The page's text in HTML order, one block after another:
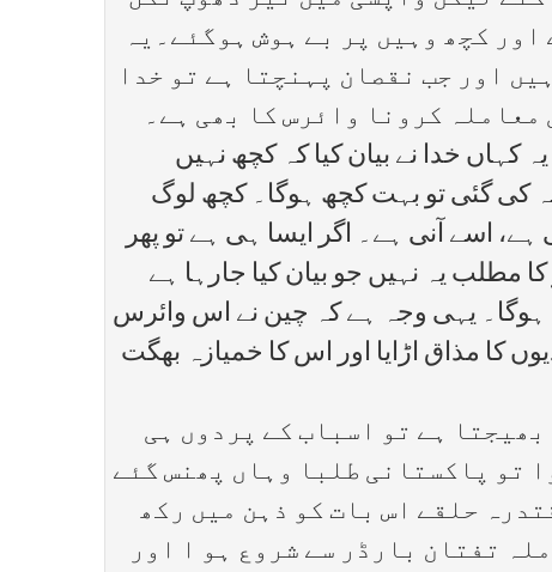
کچھ وہیں پر بے ہوش ہوگئے۔یہ
اور جب نقصان پہنچتا ہے تو خدا
معاملہ کرونا وائرس کا بھی ہے۔
خدا نے بیان کیا کہ کچھ نہیں
نہ کی گئی تو بہت کچھ ہوگا۔ کچھ لوگ
اسے آنی ہے۔ اگر ایسا ہی ہے تو پھر
مطلب یہ نہیں جو بیان کیا جارہا ہے
ہوگا۔ یہی وجہ ہے کہ چین نے اس وائرس
کا مذاق اڑایا اور اس کا خمیازہ بھگت
ہے تو اسباب کے پردوں ہی
تو پاکستانی طلبا وہاں پھنس گئے
حلقے اس بات کو ذہن میں رکھ
تفتان بارڈر سے شروع ہو ا اور